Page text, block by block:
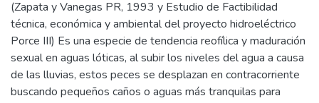
(Zapata y Vanegas PR, 1993 y Estudio de Factibilidad
técnica, económica y ambiental del proyecto hidroeléctrico
Porce III) Es una especie de tendencia reofílica y maduración
sexual en aguas lóticas, al subir los niveles del agua a causa
de las lluvias, estos peces se desplazan en contracorriente
buscando pequeños caños o aguas más tranquilas para